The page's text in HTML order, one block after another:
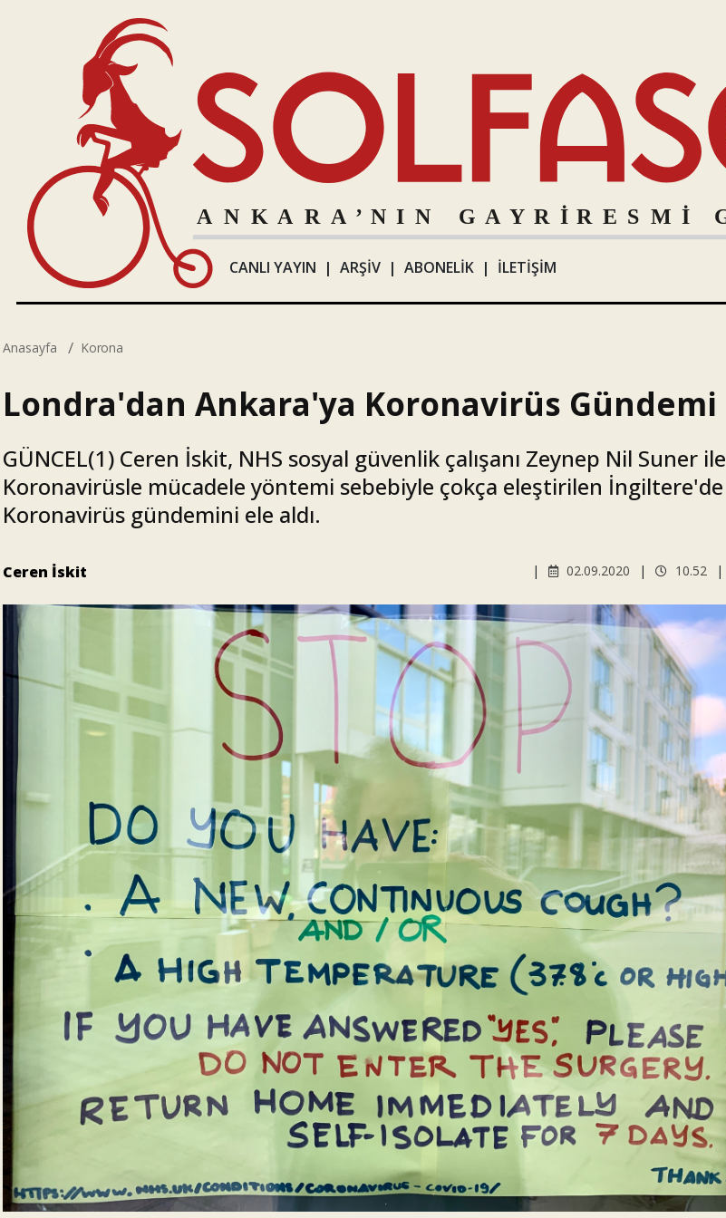
CANLI YAYIN |ARŞİV |ABONELİK | İLETİŞİM
Anasayfa Korona
Londra'dan Ankara'ya Koronavirüs Gündemi
GÜNCEL(1) Ceren İskit, NHS sosyal güvenlik çalışanı Zeynep Nil Suner ile
Koronavirüsle mücadele yöntemi sebebiyle çokça eleştirilen İngiltere'de
Koronavirüs gündemini ele aldı.
Ceren İskit 10.52
02.09.2020